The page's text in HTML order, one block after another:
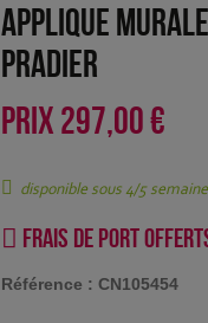
Applique
Pradier
PRIX 297,00 €
disponible sous 4/5
Frais de port
Référence : CN105454